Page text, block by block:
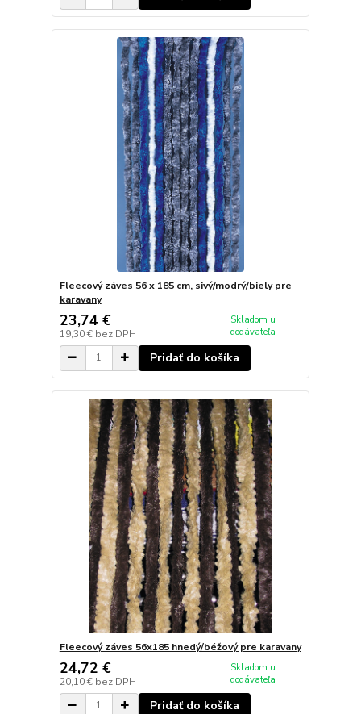
Fleecový záves 56 x 185 cm, sivý/modrý/biely pre
karavany
23,74 €
19,30 € bez DPH
Skladom u
dodávateľa
Pridať do košíka
Fleecový záves 56x185 hnedý/béžový pre karavany
24,72 €
20,10 € bez DPH
Skladom u
dodávateľa
Pridať do košíka